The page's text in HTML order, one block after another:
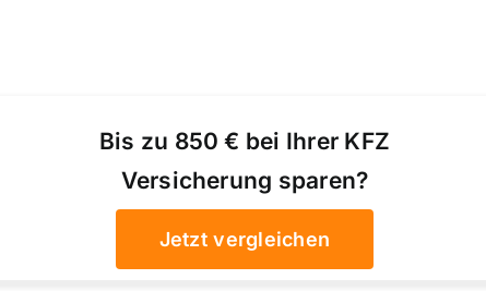
Bis zu 850 € bei Ihrer KFZ
Versicherung sparen?
Jetzt vergleichen